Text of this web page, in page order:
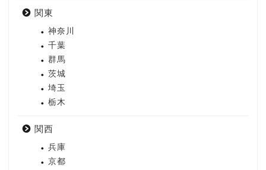
関東
神奈川
千葉
群馬
茨城
埼玉
栃木
関西
兵庫
京都